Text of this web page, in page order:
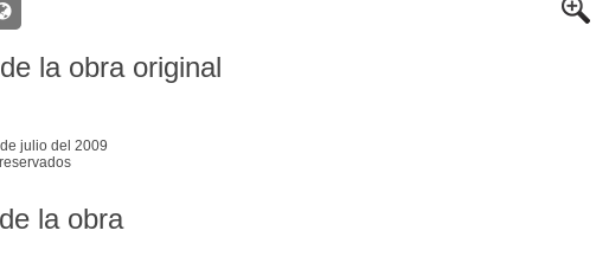
la obra original
julio del 2009
la obra